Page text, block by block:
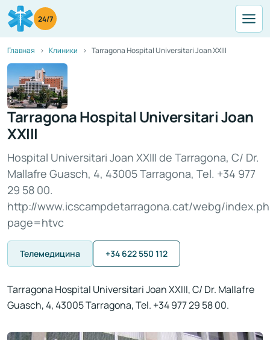
24/7
Главная Клиники Tarragona Hospital Universitari Joan XXIII
Tarragona Hospital Universitari Joan
XXIII
Hospital Universitari Joan XXIII de Tarragona, C/ Dr.
Mallafre Guasch, 4, 43005 Tarragona, Tel. +34 977
29 58 00.
http://www.icscampdetarragona.cat/webg/
page=htvc
Телемедицина +34 622 550 112
Tarragona Hospital Universitari Joan XXIII, C/ Dr. Mallafre
Guasch, 4, 43005 Tarragona, Tel. +34 977 29 58 00.